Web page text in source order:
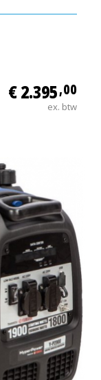
€ 2.395,00
ex. btw